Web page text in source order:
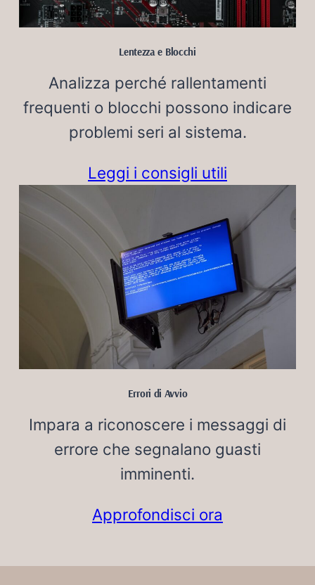
Lentezza e Blocchi
Analizza perché rallentamenti
frequenti o blocchi possono indicare
problemi seri al sistema.
Leggi i consigli utili
Errori di Avvio
Impara a riconoscere i messaggi di
errore che segnalano guasti
imminenti.
Approfondisci ora